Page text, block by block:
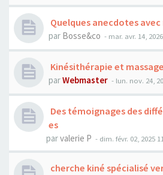
Quelques anecdotes avec
par Bosse&co - mar. avr. 14,
Kinésithérapie et massage
parWebmaster - lun. nov. 24,
Des témoignages des
es
parvalerie P - dim. févr. 02, 2025
cherche kiné spécialisé